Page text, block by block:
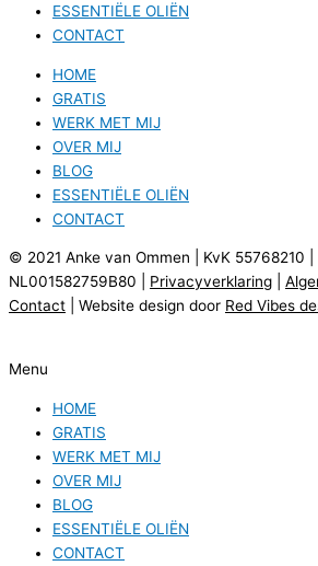
ESSENTIËLE OLIËN
CONTACT
HOME
GRATIS
WERK MET MIJ
OVER MIJ
BLOG
ESSENTIËLE OLIËN
CONTACT
© 2021 Anke van Ommen | KvK 55768210 |
NL001582759B80 | Privacyverklaring
Contact | Website design door Red Vibes
Menu
HOME
GRATIS
WERK MET MIJ
OVER MIJ
BLOG
ESSENTIËLE OLIËN
CONTACT